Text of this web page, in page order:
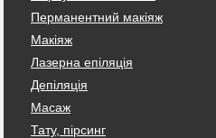
Перманентний макіяж
Макіяж
Лазерна епіляція
Депіляція
Масаж
Тату, пірсинг